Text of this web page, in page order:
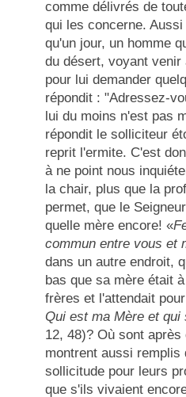
comme délivrés de
qui les concerne.
qu'un jour, un homme
du désert, voyant
pour lui demander
répondit : "Adressez-
lui du moins n'est pas
répondit le solliciteur
reprit l'ermite. C'est
à ne point nous
la chair, plus que la
permet, que le
quelle mère encore! «
commun entre vous et
dans un autre endroit,
bas que sa mère était
frères et l'attendait
Qui est ma Mère et qui
12, 48)? Où sont
montrent aussi remplis
sollicitude pour leurs
que s'ils vivaient